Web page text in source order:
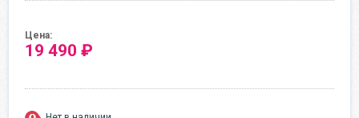
Цена:
19 490 ₽